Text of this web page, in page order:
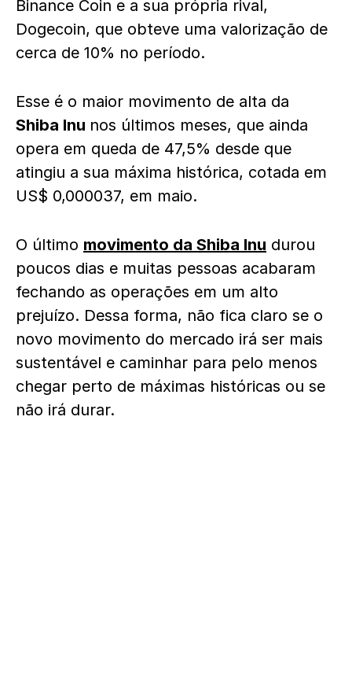
Binance Coin e a sua própria rival,
Dogecoin, que obteve uma valorização de
cerca de 10% no período.
Esse é o maior movimento de alta da
Shiba Inu nos últimos meses, que ainda
opera em queda de 47,5% desde que
atingiu a sua máxima histórica, cotada em
US$ 0,000037, em maio.
O último movimento da Shiba Inu durou
poucos dias e muitas pessoas acabaram
fechando as operações em um alto
prejuízo. Dessa forma, não fica claro se o
novo movimento do mercado irá ser mais
sustentável e caminhar para pelo menos
chegar perto de máximas históricas ou se
não irá durar.